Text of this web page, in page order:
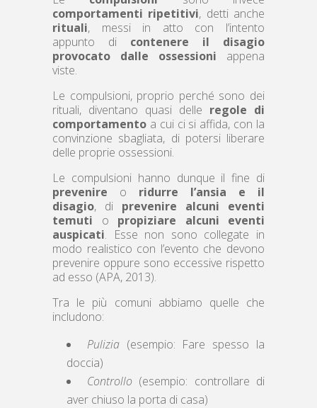
comportamenti ripetitivi, detti anche
rituali, messi in atto con l’intento
appunto di contenere il disagio
provocato dalle ossessioni appena
viste.
Le compulsioni, proprio perché sono dei
rituali, diventano quasi delle regole di
comportamento a cui ci si affida, con la
convinzione sbagliata, di potersi liberare
delle proprie ossessioni.
Le compulsioni hanno dunque il fine di
prevenire o ridurre l’ansia e il
disagio, di prevenire alcuni eventi
temuti o propiziare alcuni eventi
auspicati. Esse non sono collegate in
modo realistico con l’evento che devono
prevenire oppure sono eccessive rispetto
ad esso (APA, 2013).
Tra le più comuni abbiamo quelle che
includono:
Pulizia(esempio: Fare spesso la
doccia)
Controllo(esempio: controllare di
aver chiuso la porta di casa)